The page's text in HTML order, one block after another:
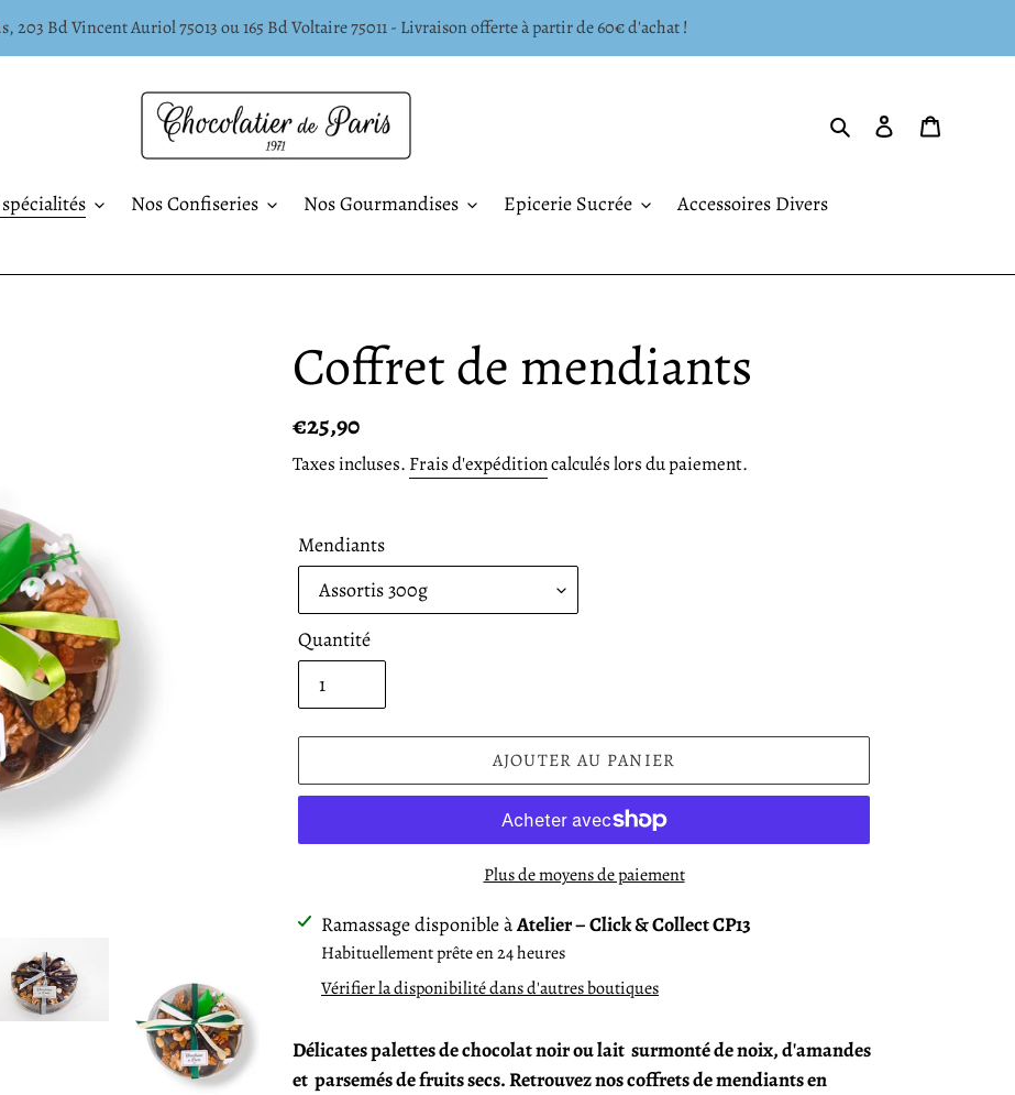
203 Bd Vincent Auriol 75013 ou 165 Bd Voltaire 75011 - Livraison offerte à partir de 60€ d'achat !
RechercherSe connecter
Nos Confiseries Nos Gourmandises Epicerie Sucrée Accessoires Divers
Coffret de mendiants
Prix
normal
€25,90
Taxes incluses. Frais d'expéditioncalculés lors du paiement.
Mendiants
Quantité
AJOUTER AU PANIER
Plus de moyens de paiement
Ajout
d'un
produit
votre
panier
Ramassage disponible àAtelier – Click & Collect CP13
Habituellement prête en 24 heures
Vérifier la disponibilité dans d'autres boutiques
Délicates palettes de chocolat noir ou lait surmonté de noix, d'amandes
et parsemés de fruits secs.Retrouvez nos coffrets de mendiants en